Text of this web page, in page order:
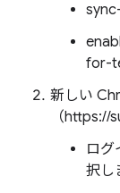
for-
新しい
（
ログ
択し